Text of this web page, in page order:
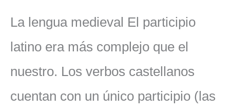
La lengua medieval El participio
latino era más complejo que el
nuestro. Los verbos castellanos
cuentan con un único participio (las